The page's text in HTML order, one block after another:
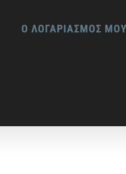
Ο ΛΟΓΑΡΙΑΣΜΟΣ ΜΟΥ